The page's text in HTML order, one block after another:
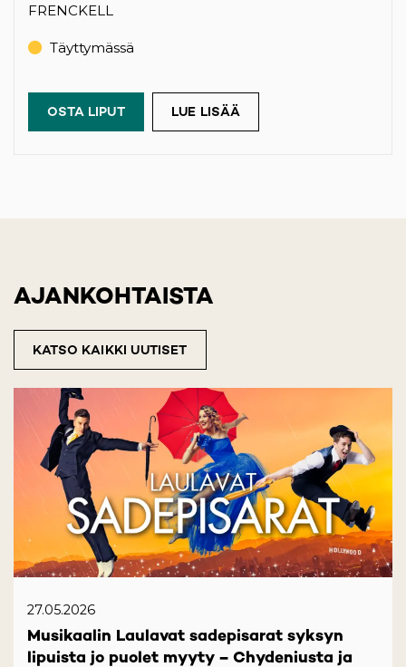
FRENCKELL
Täyttymässä
OSTA LIPUT(OPENS IN A NEW TAB)
LUE LISÄÄ
AJANKOHTAISTA
KATSO KAIKKI UUTISET
27.05.2026
Musikaalin Laulavat sadepisarat syksyn
lipuista jo puolet myyty – Chydeniusta ja